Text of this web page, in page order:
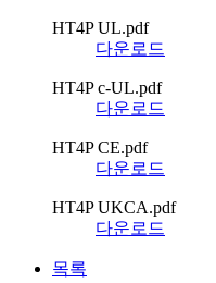
HT4P UL.pdf
다운로드
HT4P c-UL.pdf
다운로드
HT4P CE.pdf
다운로드
HT4P UKCA.pdf
다운로드
목록